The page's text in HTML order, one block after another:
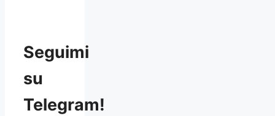
Seguimi
su
Telegram!